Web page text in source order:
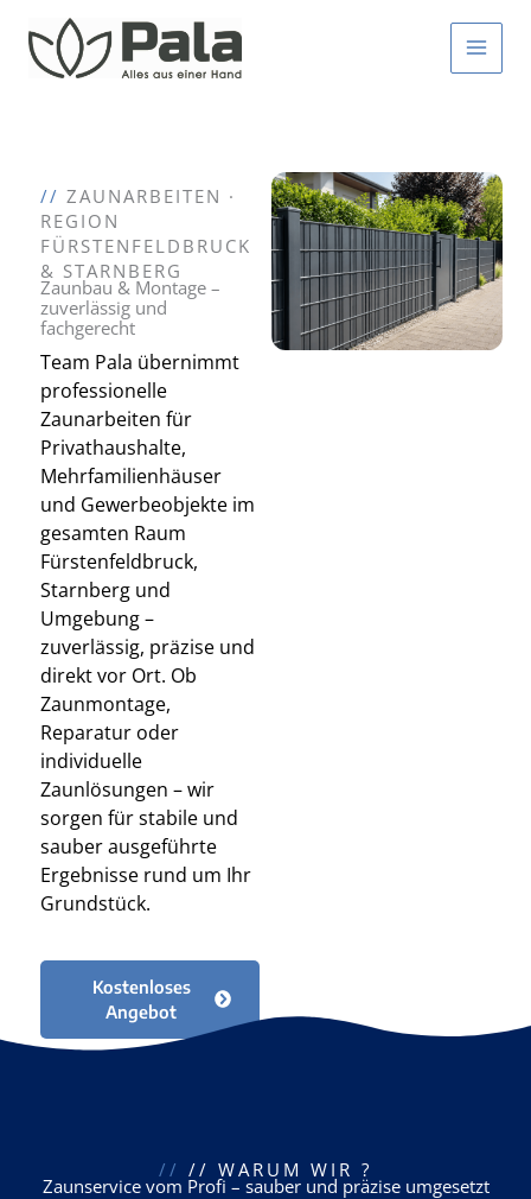
Inhalt
springen
// ZAUNARBEITEN ·
REGION
FÜRSTENFELDBRUCK
& STARNBERG
Zaunbau & Montage –
zuverlässig und
fachgerecht
Team Pala übernimmt
professionelle
Zaunarbeiten für
Privathaushalte,
Mehrfamilienhäuser
und Gewerbeobjekte im
gesamten Raum
Fürstenfeldbruck,
Starnberg und
Umgebung –
zuverlässig, präzise und
direkt vor Ort. Ob
Zaunmontage,
Reparatur oder
individuelle
Zaunlösungen – wir
sorgen für stabile und
sauber ausgeführte
Ergebnisse rund um Ihr
Grundstück.
Kostenloses
Angebot
// // WARUM WIR ?
Zaunservice vom Profi – sauber und präzise umgesetzt